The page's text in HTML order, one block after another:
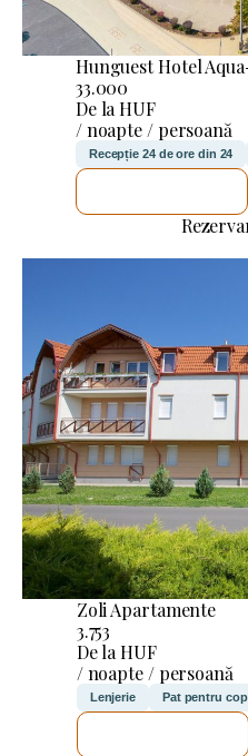
Hunguest Hotel
33.000
De la HUF
/ noapte / persoană
Recepție 24 de ore din 24
Zoli Apartamente
3.753
De la HUF
/ noapte / persoană
Lenjerie Pat pentru